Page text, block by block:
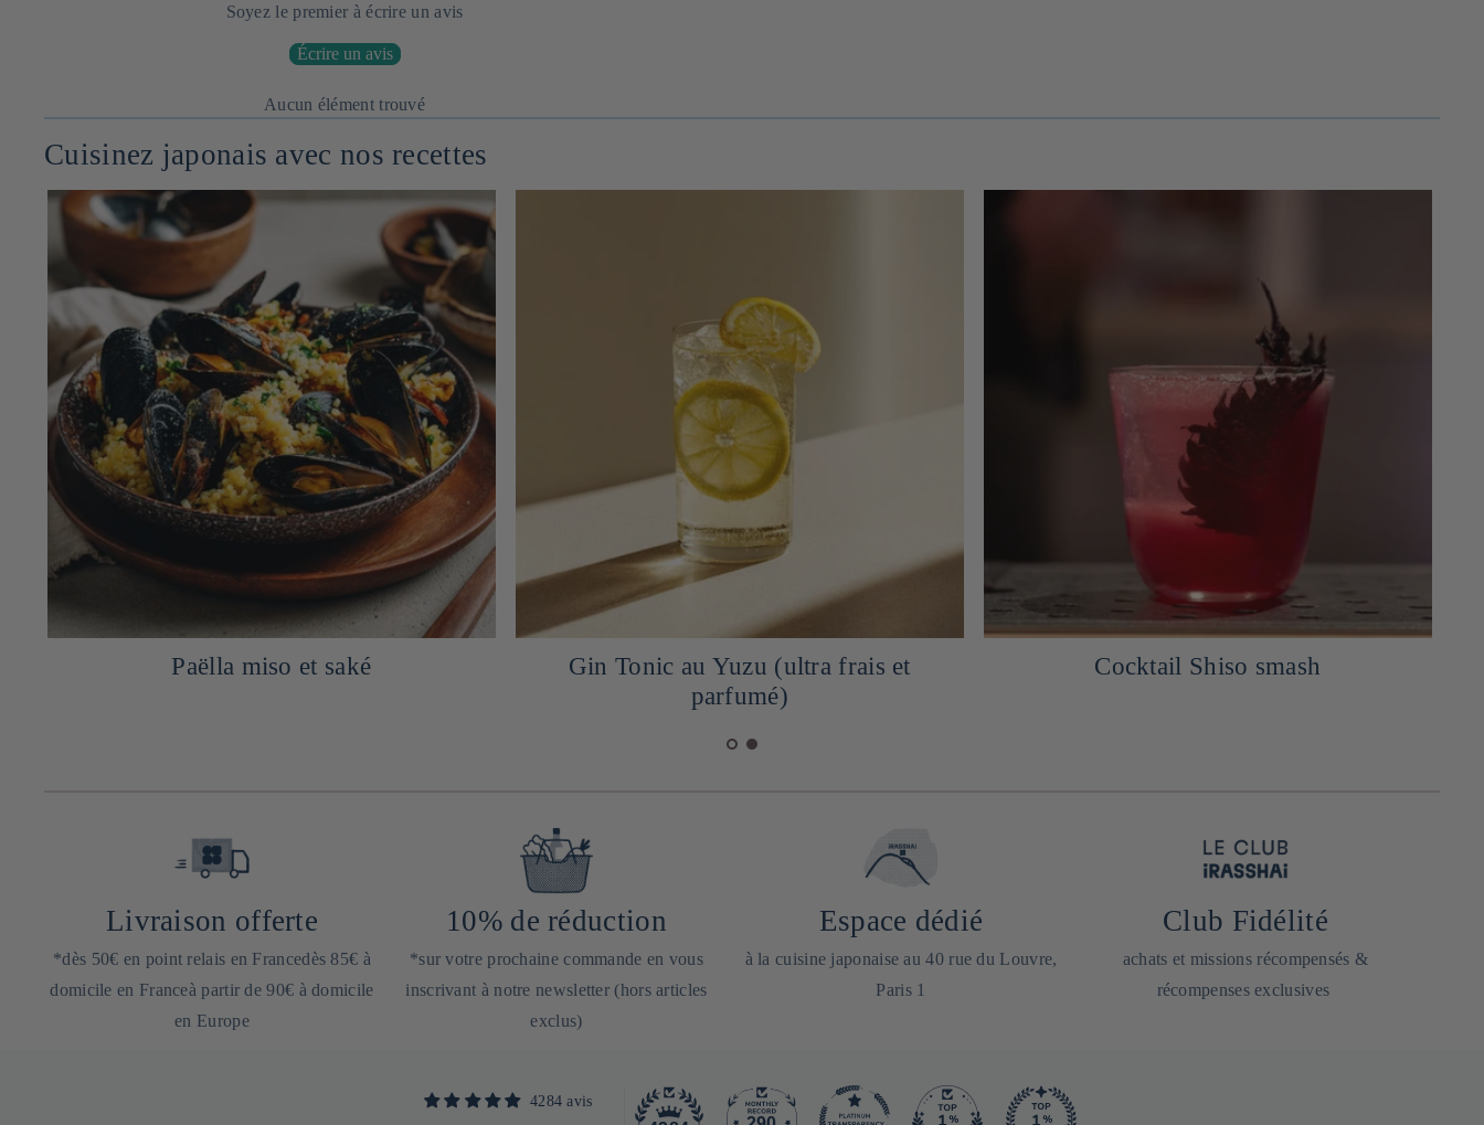
Soyez le premier à écrire un avis
Écrire un avis
Aucun élément trouvé
Cuisinez japonais avec nos recettes
Paëlla miso et saké
Gin Tonic au Yuzu (ultra frais et
parfumé)
Cocktail Shiso smash
Livraison offerte
*dès 50€ en point relais en Francedès 85€ à
domicile en Franceà partir de 90€ à domicile
en Europe
10% de réduction
*sur votre prochaine commande en vous
inscrivant à notre newsletter (hors articles
exclus)
Espace dédié
à la cuisine japonaise au 40 rue du Louvre,
Paris 1
Club Fidélité
achats et missions récompensés &
récompenses exclusives
4284 avis